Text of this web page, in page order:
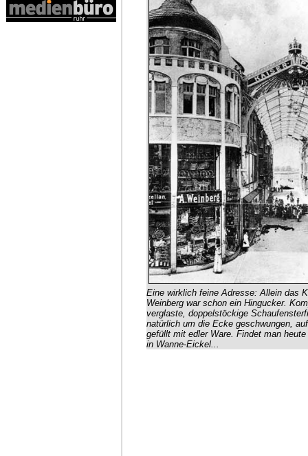
Eine wirklich feine Adresse: Allein das
Weinberg war schon ein Hingucker.
verglaste, doppelstöckige
natürlich um die Ecke geschwungen,
gefüllt mit edler Ware. Findet man
in Wanne-Eickel...